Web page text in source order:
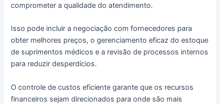
comprometer a qualidade do atendimento.
Isso pode incluir a negociação com fornecedores para
obter melhores preços, o gerenciamento eficaz do estoque
de suprimentos médicos e a revisão de processos internos
para reduzir desperdícios.
O controle de custos eficiente garante que os recursos
financeiros sejam direcionados para onde são mais